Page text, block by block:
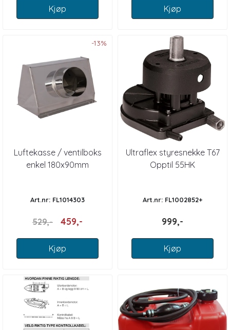
Kjøp Kjøp
-13%
Luftekasse / ventilboks
enkel 180x90mm
Art.nr: FL1014303
529,- 459,-
Kjøp
Ultraflex styresnekke T67
Opptil 55HK
Art.nr: FL1002852+
999,-
Kjøp